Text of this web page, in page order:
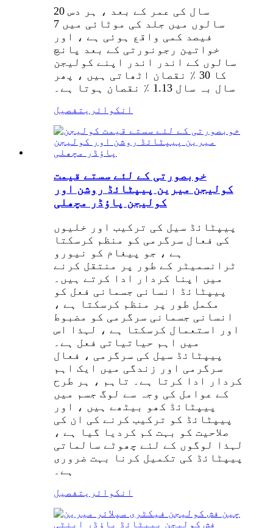
20 سال کی عمر کے بعد ، ہر دس
سالوں میں جلد کی موٹائی میں 7
فیصد کمی واقع ہوئی ہے ، اور
خواتین رجونورتی کے بعد پانچ
سالوں کے اندر اندر اپنے کولیجن
کا 30 ٪ نقصان اٹھاتی ہیں ، پھر
سال بہ سال 1.13 ٪ نقصان ہوتا ہے۔
انکوائری تفصیل
خوبصورتی کے لئے سستے قیمت
کولیجن میرین پیپٹائڈ روشن اور
کولیجن پاؤڈر مچھلی
پیپٹائڈ سیل کی ترکیب اور خلیوں
کی فعال سرگرمی کو منظم کرسکتا
ہے ، جو پیغام کو نیورو
ٹرانسمیٹر کے طور پر منتقل کرنے
میں اپنا کردار ادا کرتے ہیں۔
پیپٹائڈ انسانی جسمانی فعل کو
مکمل طور پر منظم کرسکتا ہے ،
انسانی جسمانی سرگرمی کو مضبوط
اور استعمال کرسکتا ہے ، لہذا اس
میں اہم حیاتیاتی فعل ہے۔
پیپٹائڈ سیل کی سرگرمی ، فعال
سرگرمی اور زندگی میں ایک اہم
کردار ادا کرتا ہے۔ تاہم ، ہر طرح
کے عوامل کی وجہ سے لوگ جسم میں
پیپٹائڈ کھو بیٹھے ہیں ، اور
پیپٹائڈ کو ترکیب کرنے کی ان کی
صلاحیت کو بہت کم کردیا گیا ہے ،
لہذا لوگوں کے لئے چھوٹے سالماتی
پیپٹائڈ کی تکمیل کرنا بہت ضروری
ہے۔
انکوائری تفصیل